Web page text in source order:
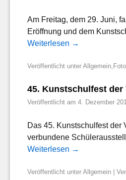
Am Freitag, dem 29. Juni,
Eröffnung und dem
Weiterlesen →
Veröffentlicht unter Allgemein
45. Kunstschulfest der
Veröffentlicht am 4. Dezember
Das 45. Kunstschulfest der
verbundene
Weiterlesen →
Veröffentlicht unter Allgemein